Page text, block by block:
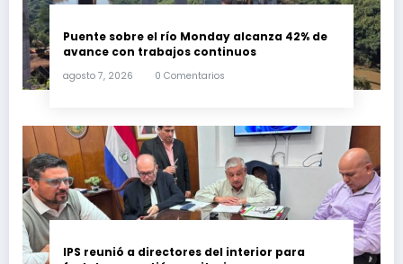
Puente sobre el río Monday alcanza 42% de
avance con trabajos continuos
agosto 7, 2026 0 Comentarios
IPS reunió a directores del interior para